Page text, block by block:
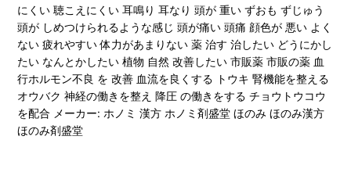
にくい 聴こえにくい 耳鳴り 耳なり 頭が 重い ずおも ずじゅう
頭が しめつけられるような感じ 頭が痛い 頭痛 顔色が 悪い よく
ない 疲れやすい 体力があまりない 薬 治す 治したい どうにかし
たい なんとかしたい 植物 自然 改善したい 市販薬 市販の薬 血
行ホルモン不良 を 改善 血流を良くする トウキ 腎機能を整える
オウバク 神経の働きを整え 降圧 の働きをする チョウトウコウ
を配合 メーカー: ホノミ 漢方 ホノミ剤盛堂 ほのみ ほのみ漢方
ほのみ剤盛堂